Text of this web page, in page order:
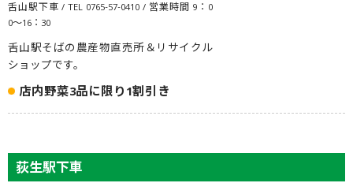
舌山駅下車 / TEL 0765-57-0410 / 営業時間 9：0
0〜16：30
舌山駅そばの農産物直売所＆リサイクル
ショップです。
店内野菜3品に限り1割引き
荻生駅下車